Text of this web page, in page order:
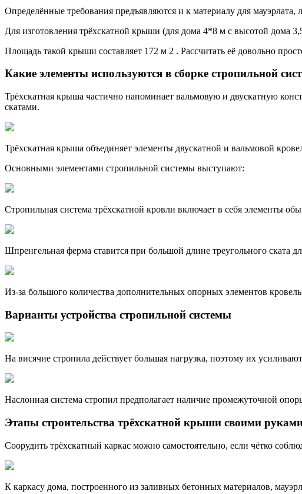
Определённые требования предъявляются и к материалу для
Для изготовления трёхскатной крыши (для дома 4*8 м с высотой дома
Площадь такой крыши составляет 172 м 2 . Рассчитать её довольно
Какие элементы используются в сборке стропильной
Трёхскатная крыша частично напоминает вальмовую и двускатную
скатами.
Трёхскатная крыша объединяет элементы двускатной и вальмовой
Основными элементами стропильной системы выступают:
Стропильная система трёхскатной кровли включает в себя элементы
Шпренгельная ферма ставится при большой длине треугольного ската
Из-за большого количества дополнительных опорных элементов
Варианты устройства стропильной системы
На висячие стропила действует большая нагрузка, поэтому их
Наслонная система стропил предполагает наличие промежуточной
Этапы строительства трёхскатной крыши своими
Соорудить трёхскатный каркас можно самостоятельно, если чётко
К каркасу дома, построенного из заливных бетонных материалов,